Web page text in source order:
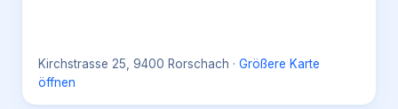
Kirchstrasse 25, 9400 Rorschach · Größere Karte
öffnen